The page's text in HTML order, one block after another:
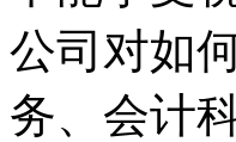
公司对如
务、会计